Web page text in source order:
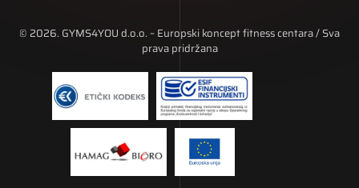
© 2026. GYMS4YOU d.o.o. – Europski koncept fitness centara / Sva
prava pridržana